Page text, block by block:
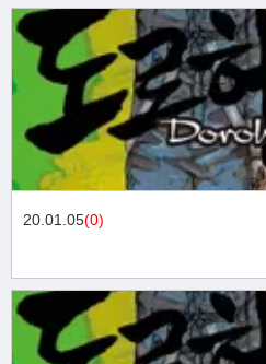
20.01.05(0)